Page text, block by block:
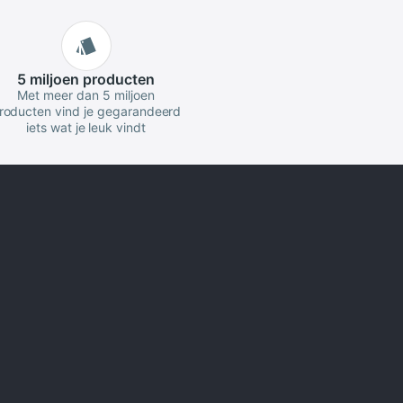
5 miljoen producten
Met meer dan 5 miljoen
vind je gegarandeerd
iets wat je leuk vindt